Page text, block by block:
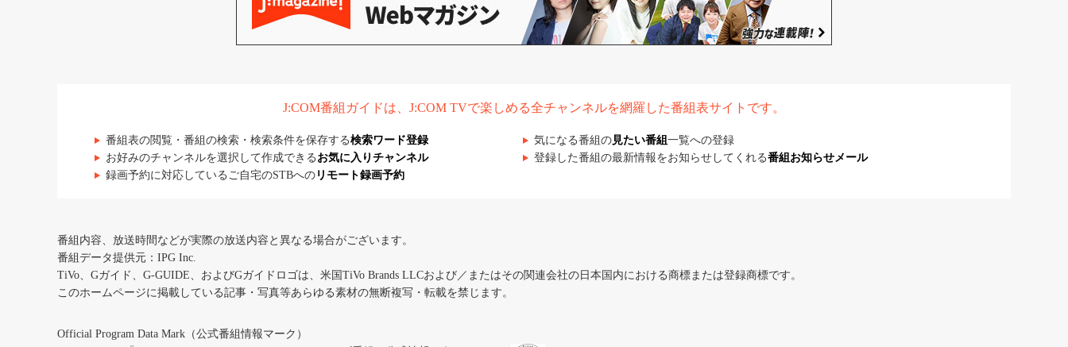
J:COM番組ガイドは、J:COM TVで楽しめる全チャンネルを網羅した番組表サイトです。
番組表の閲覧・番組の検索・検索条件を保存する検索ワード登録 気になる番組の見たい番組 一覧への登録
お好みのチャンネルを選択して作成できる お気に入りチャンネル 登録した番組の最新情報をお知らせしてくれる番組お知らせメール
録画予約に対応しているご自宅のSTBへの リモート録画予約
番組内容、放送時間などが実際の放送内容と異なる場合がございます。
番組データ提供元：IPG Inc.
TiVo、Gガイド、G-GUIDE、およびGガイドロゴは、米国TiVo Brands LLCおよび／またはその関連会社の日本国内における商標または登録商標です。
このホームページに掲載している記事・写真等あらゆる素材の無断複写・転載を禁じます。
Official Program Data Mark（公式番組情報マーク）